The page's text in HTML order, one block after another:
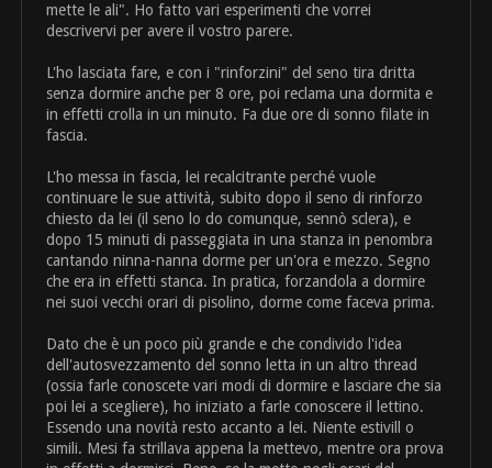
mette le ali". Ho fatto vari esperimenti che vorrei
descrivervi per avere il vostro parere.
L'ho lasciata fare, e con i "rinforzini" del seno tira dritta
senza dormire anche per 8 ore, poi reclama una dormita e
in effetti crolla in un minuto. Fa due ore di sonno filate in
fascia.
L'ho messa in fascia, lei recalcitrante perché vuole
continuare le sue attività, subito dopo il seno di rinforzo
chiesto da lei (il seno lo do comunque, sennò sclera), e
dopo 15 minuti di passeggiata in una stanza in penombra
cantando ninna-nanna dorme per un'ora e mezzo. Segno
che era in effetti stanca. In pratica, forzandola a dormire
nei suoi vecchi orari di pisolino, dorme come faceva prima.
Dato che è un poco più grande e che condivido l'idea
dell'autosvezzamento del sonno letta in un altro thread
(ossia farle conoscete vari modi di dormire e lasciare che sia
poi lei a scegliere), ho iniziato a farle conoscere il lettino.
Essendo una novità resto accanto a lei. Niente estivill o
simili. Mesi fa strillava appena la mettevo, mentre ora prova